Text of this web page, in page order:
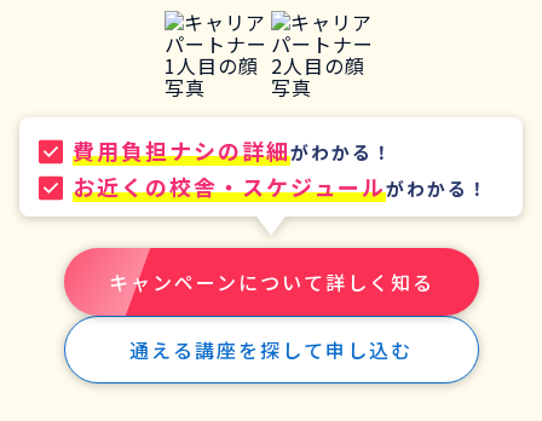
費用負担ナシの詳細がわかる！
お近くの校舎・スケジュールがわかる！
キャンペーンについて詳しく知る
通える講座を探して申し込む